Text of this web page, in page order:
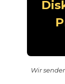
Wir